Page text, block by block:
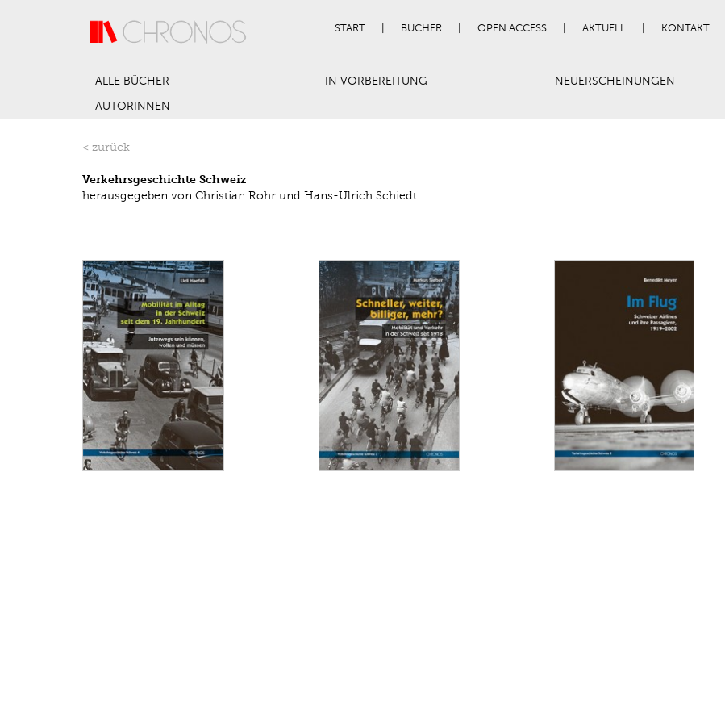
START BÜCHER OPEN ACCESS AKTUELL KONTAKT
ALLE BÜCHER IN VORBEREITUNG NEUERSCHEINUNGEN
AUTORINNEN
< zurück
Verkehrsgeschichte Schweiz
herausgegeben von Christian Rohr und Hans-Ulrich Schiedt